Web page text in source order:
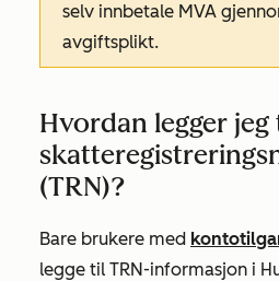
selv innbetale MVA
avgiftsplikt.
Hvordan legger
(TRN)?
Bare brukere med
legge til TRN-informasjon i